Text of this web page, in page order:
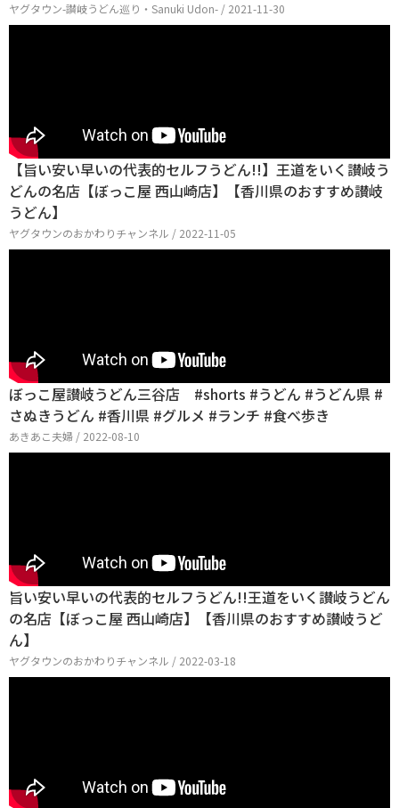
ヤグタウン-讃岐うどん巡り・Sanuki Udon- / 2021-11-30
【旨い安い早いの代表的セルフうどん!!】王道をいく讃岐う
どんの名店【ぼっこ屋 西山崎店】【香川県のおすすめ讃岐
うどん】
ヤグタウンのおかわりチャンネル / 2022-11-05
ぼっこ屋⁡讃岐うどん三谷店 #shorts #うどん #うどん県 #
さぬきうどん #香川県 #グルメ #ランチ #食べ歩き
あきあこ夫婦 / 2022-08-10
旨い安い早いの代表的セルフうどん!!王道をいく讃岐うどん
の名店【ぼっこ屋 西山崎店】【香川県のおすすめ讃岐うど
ん】
ヤグタウンのおかわりチャンネル / 2022-03-18